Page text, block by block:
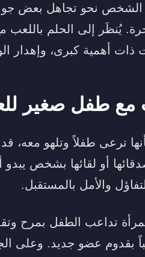
نحو تجاهل بعض
يُنظَر إلى الحلم باللعب
ذات أهمية كبرى، وإهدار
مع طفل صغير
ترعى طفلاً وتلهو معه،
أو لقائها بشخص يبدو
والأمل بالمستقبل.
تداعب الطفل بمرح
بقدوم عضو جديد. وعلى